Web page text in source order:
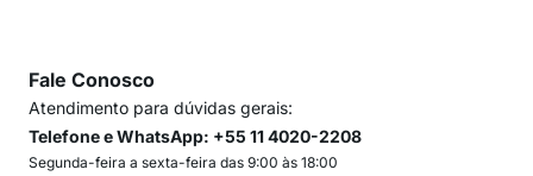
Fale Conosco
Atendimento para dúvidas gerais:
Telefone e WhatsApp: +55 11 4020-2208
Segunda-feira a sexta-feira das 9:00 às 18:00